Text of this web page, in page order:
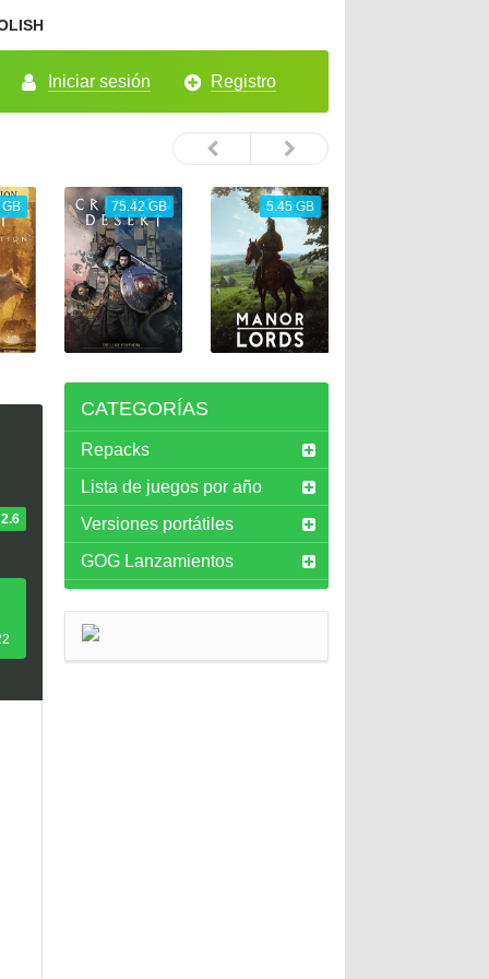
Iniciar sesión Registro
75.42 GB 5.45 GB
2.6
CATEGORÍAS
Repacks
Lista de juegos por año
Versiones portátiles
GOG Lanzamientos